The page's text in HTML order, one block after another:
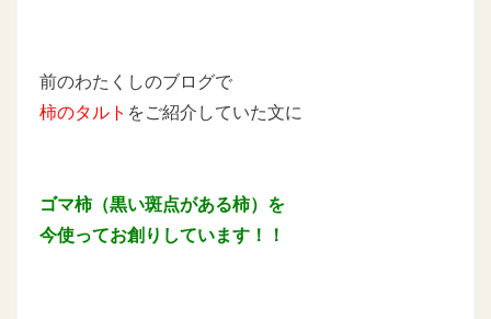
前のわたくしのブログで
柿のタルト をご紹介していた文に
ゴマ柿（黒い斑点がある柿）を
今使ってお創りしています！！